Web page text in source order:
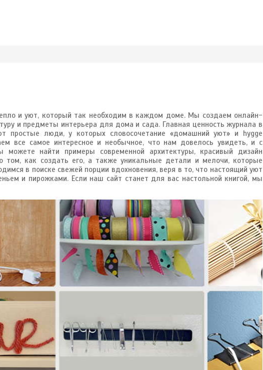
и уют, который так необходим в каждом доме. Мы создаем онлайн-
и предметы интерьера для дома и сада. Главная ценность журнала в
простые люди, у которых словосочетание «домашний уют» и hygge
все самое интересное и необычное, что нам довелось увидеть, и с
найти примеры современной архитектуры, красивый дизайн
том, как создать его, а также уникальные детали и мелочи, которые
в поиске свежей порции вдохновения, веря в то, что настоящий уют
и пирожками. Если наш сайт станет для вас настольной книгой, мы